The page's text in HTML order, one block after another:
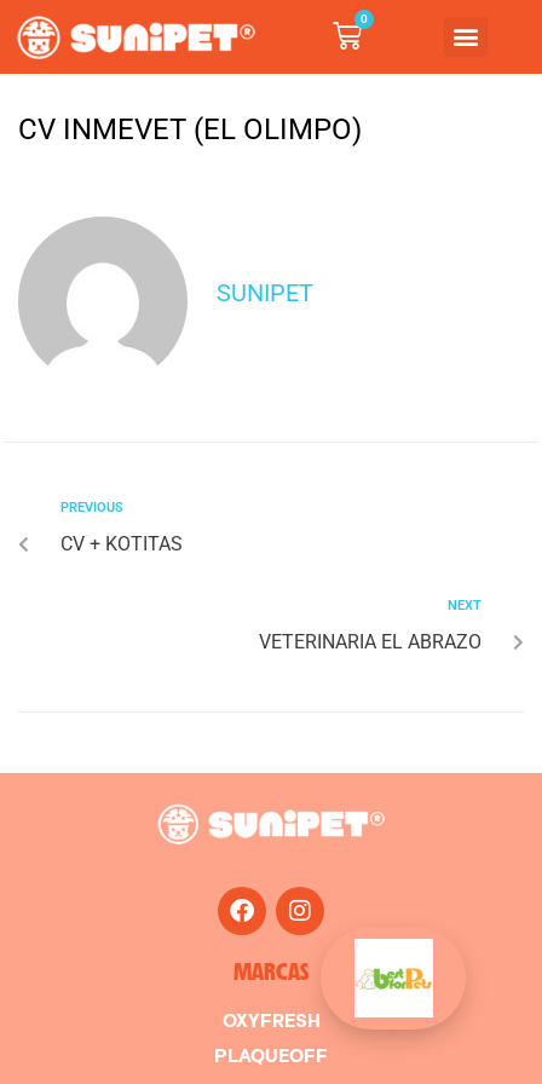
0
CV INMEVET (EL OLIMPO)
SUNIPET
PREVIOUS
CV + KOTITAS
NEXT
VETERINARIA EL ABRAZO
MARCAS
OXYFRESH
PLAQUEOFF